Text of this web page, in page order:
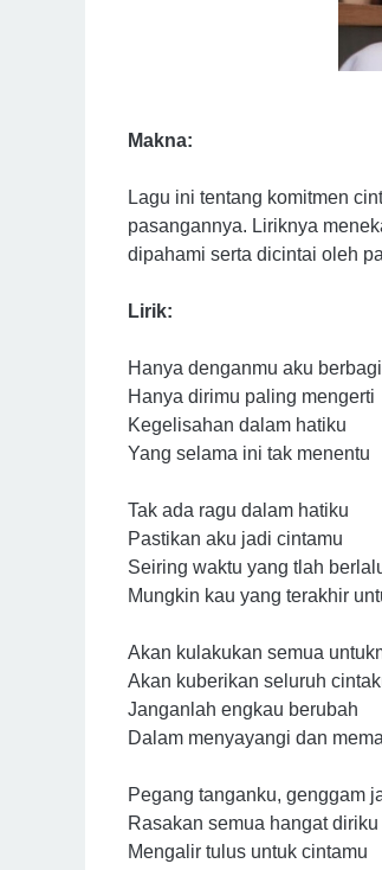
Makna:
Lagu ini tentang komitmen
pasangannya. Liriknya
dipahami serta dicintai oleh
Lirik:
Hanya denganmu aku berbagi
Hanya dirimu paling mengerti
Kegelisahan dalam hatiku
Yang selama ini tak menentu
Tak ada ragu dalam hatiku
Pastikan aku jadi cintamu
Seiring waktu yang tlah
Mungkin kau yang terakhir
Akan kulakukan semua
Akan kuberikan seluruh
Janganlah engkau berubah
Dalam menyayangi dan
Pegang tanganku, genggam
Rasakan semua hangat diriku
Mengalir tulus untuk cintamu